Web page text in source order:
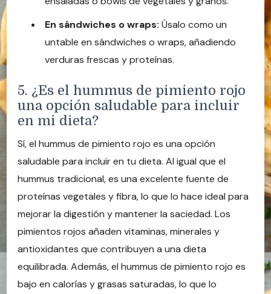
En sándwiches o wraps: Úsalo como un
untable en sándwiches o wraps, añadiendo
verduras frescas y proteínas.
5. ¿Es el hummus de pimiento rojo
una opción saludable para incluir
en mi dieta?
Sí, el hummus de pimiento rojo es una opción
saludable para incluir en tu dieta. Al igual que el
hummus tradicional, es una excelente fuente de
proteínas vegetales y fibra, lo que lo hace ideal para
mejorar la digestión y mantener la saciedad. Los
pimientos rojos añaden vitaminas, minerales y
antioxidantes que contribuyen a una dieta
equilibrada. Además, el hummus de pimiento rojo es
bajo en calorías y grasas saturadas, lo que lo